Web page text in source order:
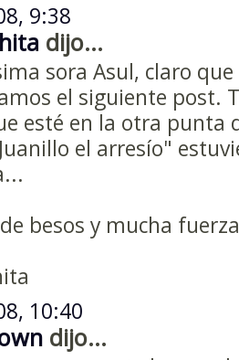
9:38
dijo...
sora Asul, claro
el siguiente post.
esté en la otra punta
el arresío"
besos y mucha
10:40
dijo...